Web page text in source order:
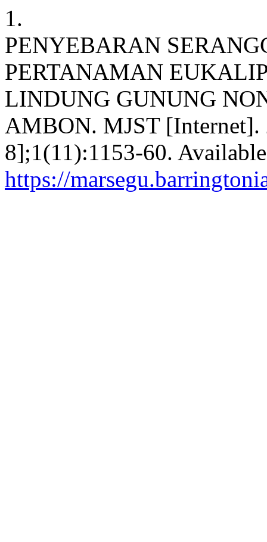
1.
PENYEBARAN
PERTANAMAN
LINDUNG GUNUNG
AMBON. MJST [Internet].
8];1(11):1153-60.
https://